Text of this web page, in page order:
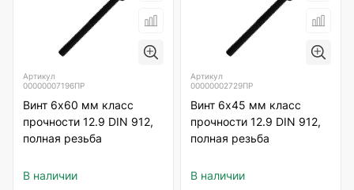
Артикул
00000007196ПР
Винт 6х60 мм класс
прочности 12.9 DIN 912,
полная резьба
В наличии
Артикул
00000002729ПР
Винт 6х45 мм класс
прочности 12.9 DIN 912,
полная резьба
В наличии